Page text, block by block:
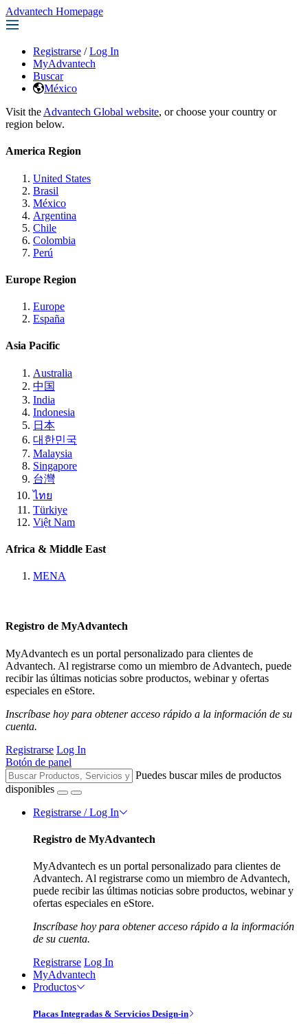
Advantech Homepage
Registrarse / Log In
MyAdvantech
Buscar
México
Visit the Advantech Global website, or choose your country or
region below.
America Region
United States
Brasil
México
Argentina
Chile
Colombia
Perú
Europe Region
Europe
España
Asia Pacific
Australia
中国
India
Indonesia
日本
대한민국
Malaysia
Singapore
台灣
ไทย
Türkiye
Việt Nam
Africa & Middle East
MENA
Registro de MyAdvantech
MyAdvantech es un portal personalizado para clientes de
Advantech. Al registrarse como un miembro de Advantech, puede
recibir las últimas noticias sobre productos, webinar y ofertas
especiales en eStore.
Inscríbase hoy para obtener acceso rápido a la información de su
cuenta.
Registrarse Log In
Botón de panel
Puedes buscar miles de productos
disponibles
Registrarse / Log In
Registro de MyAdvantech
MyAdvantech es un portal personalizado para clientes de
Advantech. Al registrarse como un miembro de Advantech,
puede recibir las últimas noticias sobre productos, webinar y
ofertas especiales en eStore.
Inscríbase hoy para obtener acceso rápido a la información
de su cuenta.
Registrarse Log In
MyAdvantech
Productos
Placas Integradas & Servicios Design-in